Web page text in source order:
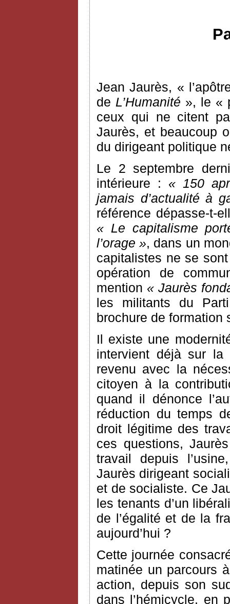
Jean Jaurès, «
de L’Humanité », le «
ceux qui ne citent
Jaurès, et beaucoup
du dirigeant politique
Le 2 septembre
intérieure : « 150
jamais d’actualité à
référence dépasse-t-
« Le capitalisme
l’orage », dans un
capitalistes ne se
opération de
mention « Jaurès
les militants du
brochure de formation
Il existe une
intervient déjà sur la
revenu avec la
citoyen à la
quand il dénonce
réduction du temps
droit légitime des
ces questions,
travail depuis
Jaurès dirigeant
et de socialiste. Ce
les tenants d’un
de l’égalité et de la
aujourd’hui ?
Cette journée
matinée un parcours
action, depuis son
dans l’hémicycle, en